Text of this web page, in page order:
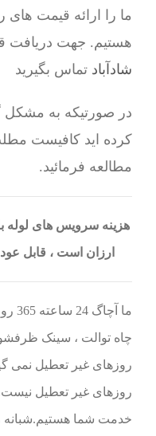
ما را ارائه قیمت
هستیم. جهت دریافت
شادآباد تماس بگیرید
در صورتیکه به مشکل
کرده اید کافیست
مطالعه فرمائید.
هزینه سرویس های لوله
ارزان است ، قابل
ما
چاه توالت ، سینک
روزهای غیر تعطیل نمی
روزهای غیر تعطیل نیست.
خدمت شما هستیم.شبانه